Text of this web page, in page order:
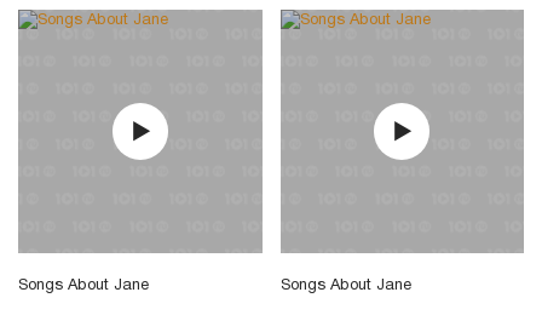
Songs About Jane Songs About Jane